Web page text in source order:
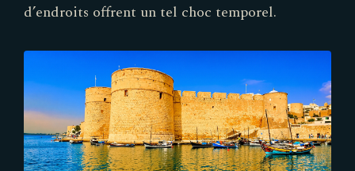
d’endroits offrent un tel choc temporel.